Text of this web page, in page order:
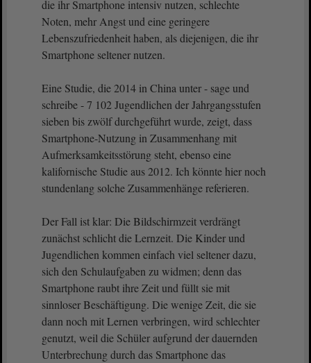
die ihr Smartphone intensiv nutzen, schlechte
Noten, mehr Angst und eine geringere
Lebenszufriedenheit haben, als diejenigen, die ihr
Smartphone seltener nutzen.
Eine Studie, die 2014 in China unter - sage und
schreibe - 7 102 Jugendlichen der Jahrgangsstufen
sieben bis zwölf durchgeführt wurde, zeigt, dass
Smartphone-Nutzung in Zusammenhang mit
Aufmerksamkeitsstörung steht, ebenso eine
kalifornische Studie aus 2012. Ich könnte hier noch
stundenlang solche Zusammenhänge referieren.
Der Fall ist klar: Die Bildschirmzeit verdrängt
zunächst schlicht die Lernzeit. Die Kinder und
Jugendlichen kommen einfach viel seltener dazu,
sich den Schulaufgaben zu widmen; denn das
Smartphone raubt ihre Zeit und füllt sie mit
sinnloser Beschäftigung. Die wenige Zeit, die sie
dann noch mit Lernen verbringen, wird schlechter
genutzt, weil die Schüler aufgrund der dauernden
Unterbrechung durch das Smartphone das